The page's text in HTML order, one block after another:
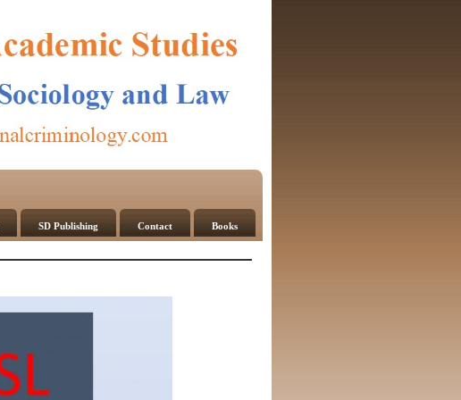
SD Publishing Contact Books